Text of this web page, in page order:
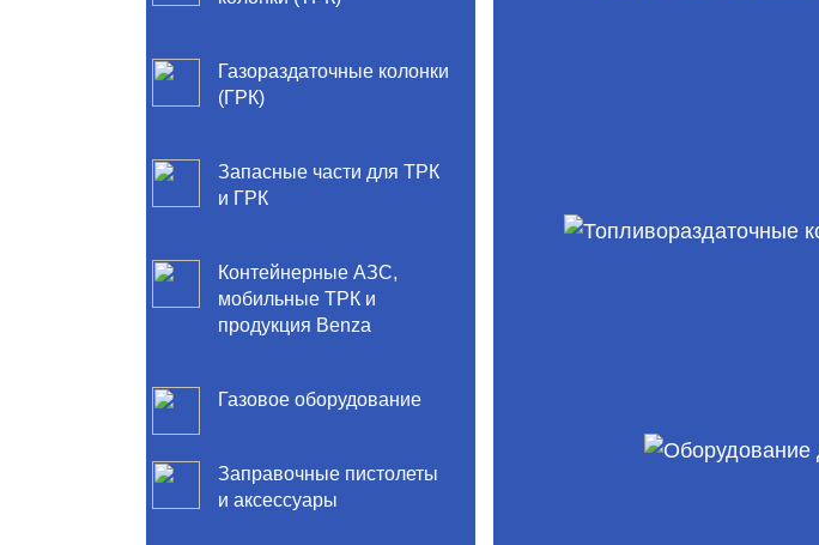
Газораздаточные колонки
(ГРК)
Запасные части для ТРК
и ГРК
Контейнерные АЗС,
мобильные ТРК и
продукция Benza
Газовое оборудование
Заправочные пистолеты
и аксессуары